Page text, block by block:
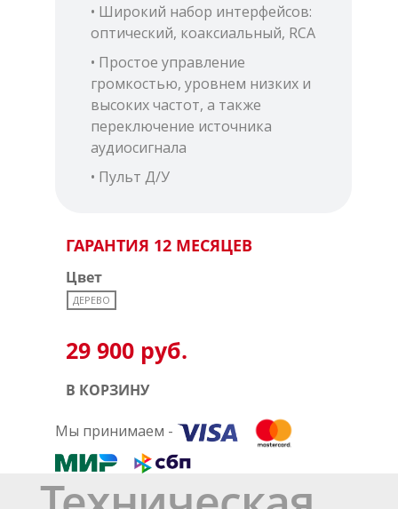
• Широкий набор интерфейсов:
оптический, коаксиальный, RCA
• Простое управление
громкостью, уровнем низких и
высоких частот, а также
переключение источника
аудиосигнала
• Пульт Д/У
ГАРАНТИЯ 12 МЕСЯЦЕВ
Цвет
ДЕРЕВО
29 900 руб.
В КОРЗИНУ
Мы принимаем -